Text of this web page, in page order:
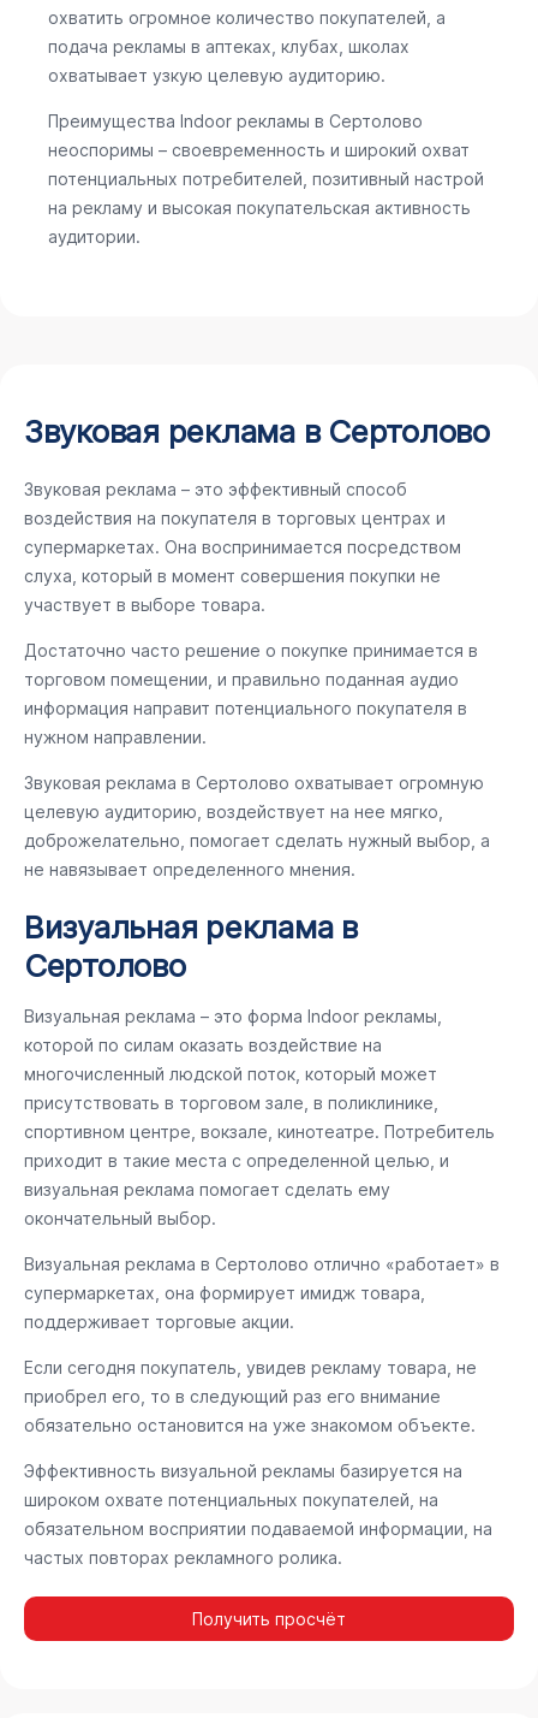
охватить огромное количество покупателей, а
подача рекламы в аптеках, клубах, школах
охватывает узкую целевую аудиторию.
Преимущества Indoor рекламы в Сертолово
неоспоримы – своевременность и широкий охват
потенциальных потребителей, позитивный настрой
на рекламу и высокая покупательская активность
аудитории.
Звуковая реклама в Сертолово
Звуковая реклама – это эффективный способ
воздействия на покупателя в торговых центрах и
супермаркетах. Она воспринимается посредством
слуха, который в момент совершения покупки не
участвует в выборе товара.
Достаточно часто решение о покупке принимается в
торговом помещении, и правильно поданная аудио
информация направит потенциального покупателя в
нужном направлении.
Звуковая реклама в Сертолово охватывает огромную
целевую аудиторию, воздействует на нее мягко,
доброжелательно, помогает сделать нужный выбор, а
не навязывает определенного мнения.
Визуальная реклама в
Сертолово
Визуальная реклама – это форма Indoor рекламы,
которой по силам оказать воздействие на
многочисленный людской поток, который может
присутствовать в торговом зале, в поликлинике,
спортивном центре, вокзале, кинотеатре. Потребитель
приходит в такие места с определенной целью, и
визуальная реклама помогает сделать ему
окончательный выбор.
Визуальная реклама в Сертолово отлично «работает» в
супермаркетах, она формирует имидж товара,
поддерживает торговые акции.
Если сегодня покупатель, увидев рекламу товара, не
приобрел его, то в следующий раз его внимание
обязательно остановится на уже знакомом объекте.
Эффективность визуальной рекламы базируется на
широком охвате потенциальных покупателей, на
обязательном восприятии подаваемой информации, на
частых повторах рекламного ролика.
Получить просчёт